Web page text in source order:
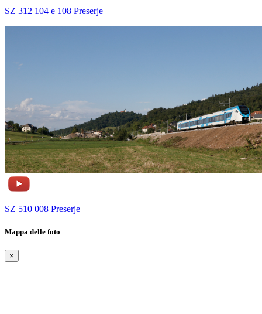
SZ 312 104 e 108 Preserje
SZ 510 008 Preserje
Mappa delle foto
×